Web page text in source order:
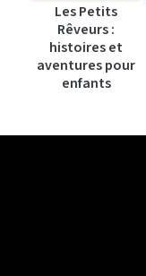
Les Petits
Rêveurs :
histoires et
aventures pour
enfants